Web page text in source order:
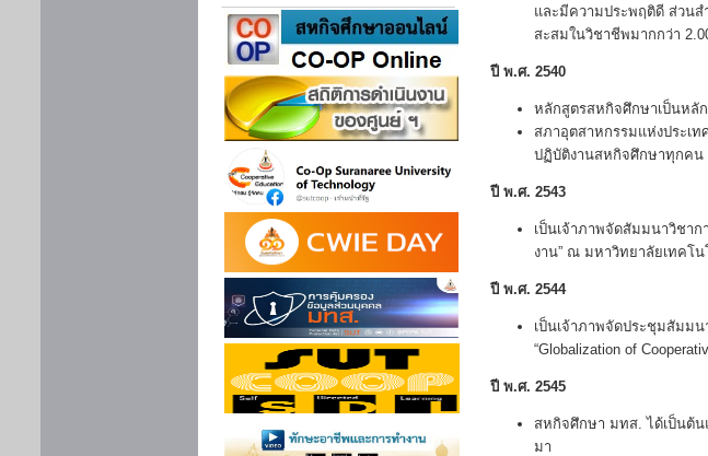
และมีความประพฤติดี ส่วนส
สะสมในวิชาชีพมากกว่า
ปี พ.ศ. 2540
หลักสูตรสหกิจศึกษาเป็นหลั
สภาอุตสาหกรรมแห่งประเ
ปฏิบัติงานสหกิจศึกษาทุกคน
ปี พ.ศ. 2543
เป็นเจ้าภาพจัดสัมมนาวิชาก
งาน” ณ มหาวิทยาลัยเทคโน
ปี พ.ศ. 2544
เป็นเจ้าภาพจัดประชุมสัมมน
“Globalization of
ปี พ.ศ. 2545
สหกิจศึกษา มทส. ได้เป็นต้น
มา